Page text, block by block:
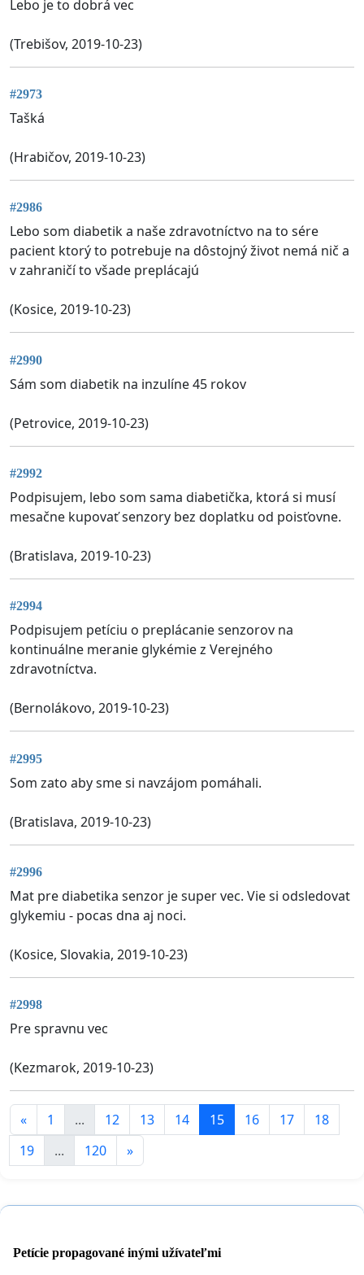
Lebo je to dobrá vec
(Trebišov, 2019-10-23)
#2973
Tašká
(Hrabičov, 2019-10-23)
#2986
Lebo som diabetik a naše zdravotníctvo na to sére
pacient ktorý to potrebuje na dôstojný život nemá nič a
v zahraničí to všade preplácajú
(Kosice, 2019-10-23)
#2990
Sám som diabetik na inzulíne 45 rokov
(Petrovice, 2019-10-23)
#2992
Podpisujem, lebo som sama diabetička, ktorá si musí
mesačne kupovať senzory bez doplatku od poisťovne.
(Bratislava, 2019-10-23)
#2994
Podpisujem petíciu o preplácanie senzorov na
kontinuálne meranie glykémie z Verejného
zdravotníctva.
(Bernolákovo, 2019-10-23)
#2995
Som zato aby sme si navzájom pomáhali.
(Bratislava, 2019-10-23)
#2996
Mat pre diabetika senzor je super vec. Vie si odsledovat
glykemiu - pocas dna aj noci.
(Kosice, Slovakia, 2019-10-23)
#2998
Pre spravnu vec
(Kezmarok, 2019-10-23)
« 1 ... 12 13 14 15 16 17
18
19
... 120 »
Petície propagované inými užívateľmi